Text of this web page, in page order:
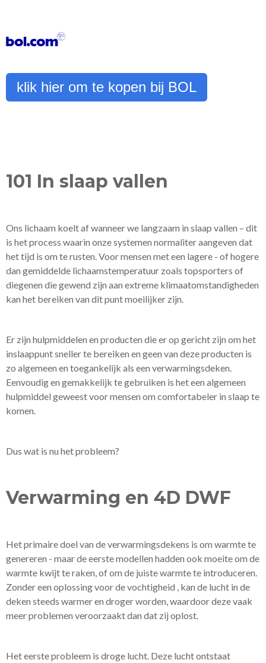
klik hier om te kopen bij BOL
101 In slaap vallen
Ons lichaam koelt af wanneer we langzaam in slaap vallen – dit
is het process waarin onze systemen normaliter aangeven dat
het tijd is om te rusten. Voor mensen met een lagere - of hogere
dan gemiddelde lichaamstemperatuur zoals topsporters of
diegenen die gewend zijn aan extreme klimaatomstandigheden
kan het bereiken van dit punt moeilijker zijn.
Er zijn hulpmiddelen en producten die er op gericht zijn om het
inslaappunt sneller te bereiken en geen van deze producten is
zo algemeen en toegankelijk als een verwarmingsdeken.
Eenvoudig en gemakkelijk te gebruiken is het een algemeen
hulpmiddel geweest voor mensen om comfortabeler in slaap te
komen.
Dus wat is nu het probleem?
Verwarming en 4D DWF
Het primaire doel van de verwarmingsdekens is om warmte te
genereren - maar de eerste modellen hadden ook moeite om de
warmte kwijt te raken, of om de juiste warmte te introduceren.
Zonder een oplossing voor de vochtigheid , kan de lucht in de
deken steeds warmer en droger worden, waardoor deze vaak
meer problemen veroorzaakt dan dat zij oplost.
Het eerste probleem is droge lucht. Deze lucht ontstaat